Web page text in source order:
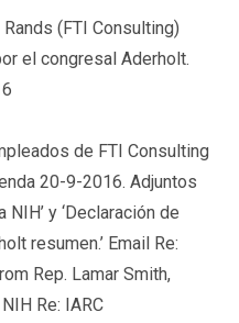
(FTI Consulting)
el congresal Aderholt.
de FTI Consulting
20-9-2016. Adjuntos
NIH’ y ‘Declaración de
resumen.’ Email Re:
Rep. Lamar Smith,
Re: IARC